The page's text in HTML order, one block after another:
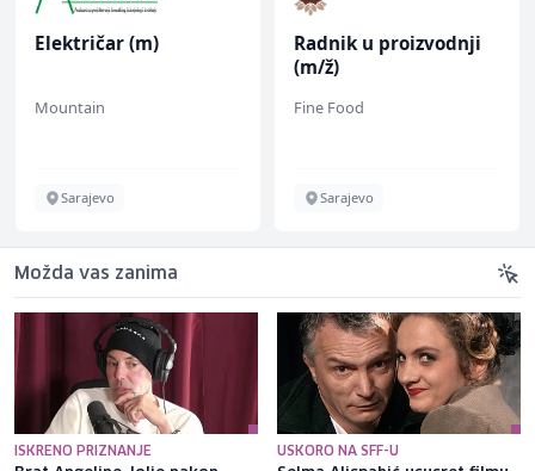
Električar (m)
Mountain
Sarajevo
Radnik u proizvodnji
(m/ž)
Fine Food
Sarajevo
Možda vas zanima
ISKRENO PRIZNANJE USKORO NA SFF-U